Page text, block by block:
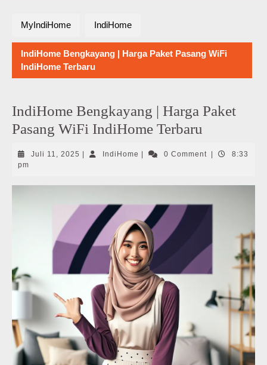
MyIndiHome IndiHome
IndiHome Bengkayang | Harga Paket Pasang WiFi
IndiHome Terbaru
IndiHome Bengkayang | Harga Paket
Pasang WiFi IndiHome Terbaru
Juli 11, 2025 Juli
IndiHome IndiHome0 Comment
8:33
pm